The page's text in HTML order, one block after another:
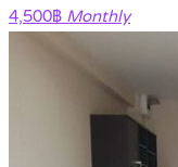
4,500฿ Monthly